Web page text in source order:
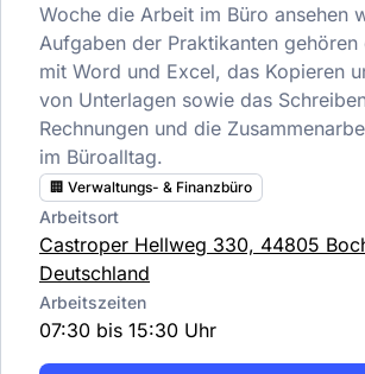
Woche die Arbeit im Büro ansehen
Aufgaben der Praktikanten gehören
mit Word und Excel, das Kopieren
von Unterlagen sowie das
Rechnungen und die
im Büroalltag.
🏢 Verwaltungs- & Finanzbüro
Arbeitsort
Castroper Hellweg 330, 44805
Deutschland
Arbeitszeiten
07:30 bis 15:30 Uhr